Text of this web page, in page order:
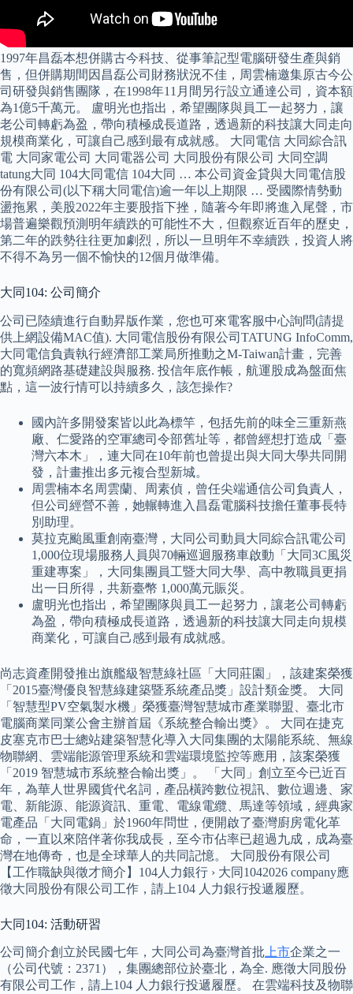
1997年昌磊本想併購古今科技、從事筆記型電腦研發生產與銷
售，但併購期間因昌磊公司財務狀況不佳，周雲楠邀集原古今公
司研發與銷售團隊，在1998年11月間另行設立通達公司，資本額
為1億5千萬元。 盧明光也指出，希望團隊與員工一起努力，讓
老公司轉虧為盈，帶向積極成長道路，透過新的科技讓大同走向
規模商業化，可讓自己感到最有成就感。 大同電信 大同綜合訊
電 大同家電公司 大同電器公司 大同股份有限公司 大同空調
tatung大同 104大同電信 104大同 … 本公司資金貸與大同電信股
份有限公司(以下稱大同電信)逾一年以上期限 … 受國際情勢動
盪拖累，美股2022年主要股指下挫，隨著今年即將進入尾聲，市
場普遍樂觀預測明年續跌的可能性不大，但觀察近百年的歷史，
第二年的跌勢往往更加劇烈，所以一旦明年不幸續跌，投資人將
不得不為另一個不愉快的12個月做準備。
大同104: 公司簡介
公司已陸續進行自動昇版作業，您也可來電客服中心詢問(請提
供上網設備MAC值). 大同電信股份有限公司TATUNG InfoComm,
大同電信負責執行經濟部工業局所推動之M-Taiwan計畫，完善
的寬頻網路基礎建設與服務. 投信年底作帳，航運股成為盤面焦
點，這一波行情可以持續多久，該怎操作?
國內許多開發案皆以此為標竿，包括先前的味全三重新燕
廠、仁愛路的空軍總司令部舊址等，都曾經想打造成「臺
灣六本木」，連大同在10年前也曾提出與大同大學共同開
發，計畫推出多元複合型新城。
周雲楠本名周雲蘭、周素偵，曾任尖端通信公司負責人，
但公司經營不善，她輾轉進入昌磊電腦科技擔任董事長特
別助理。
莫拉克颱風重創南臺灣，大同公司動員大同綜合訊電公司
1,000位現場服務人員與70輛巡迴服務車啟動「大同3C風災
重建專案」，大同集團員工暨大同大學、高中教職員更捐
出一日所得，共新臺幣 1,000萬元賑災。
盧明光也指出，希望團隊與員工一起努力，讓老公司轉虧
為盈，帶向積極成長道路，透過新的科技讓大同走向規模
商業化，可讓自己感到最有成就感。
尚志資產開發推出旗艦級智慧綠社區「大同莊園」，該建案榮獲
「2015臺灣優良智慧綠建築暨系統產品獎」設計類金獎。 大同
「智慧型PV空氣製水機」榮獲臺灣智慧城市產業聯盟、臺北市
電腦商業同業公會主辦首屆《系統整合輸出獎》。 大同在捷克
皮塞克市巴士總站建築智慧化導入大同集團的太陽能系統、無線
物聯網、雲端能源管理系統和雲端環境監控等應用，該案榮獲
「2019 智慧城市系統整合輸出獎」。 「大同」創立至今已近百
年，為華人世界國貨代名詞，產品橫跨數位視訊、數位週邊、家
電、新能源、能源資訊、重電、電線電纜、馬達等領域，經典家
電產品「大同電鍋」於1960年問世，便開啟了臺灣廚房電化革
命，一直以來陪伴著你我成長，至今市佔率已超過九成，成為臺
灣在地傳奇，也是全球華人的共同記憶。 大同股份有限公司
【工作職缺與徵才簡介】104人力銀行 › 大同1042026 company應
徵大同股份有限公司工作，請上104 人力銀行投遞履歷。
大同104: 活動研習
公司簡介創立於民國七年，大同公司為臺灣首批 上市企業之一
（公司代號：2371），集團總部位於臺北，為全. 應徵大同股份
有限公司工作，請上104 人力銀行投遞履歷。 在雲端科技及物聯